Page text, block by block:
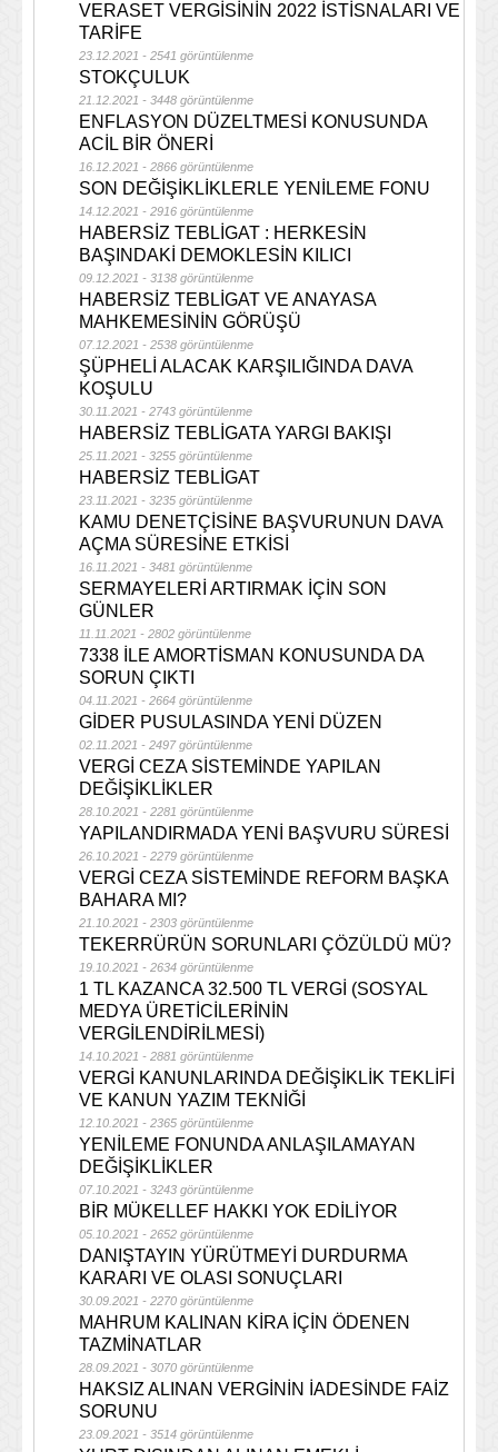
VERASET VERGİSİNİN 2022 İSTİSNALARI VE
TARİFE
23.12.2021 - 2541 görüntülenme
STOKÇULUK
21.12.2021 - 3448 görüntülenme
ENFLASYON DÜZELTMESİ KONUSUNDA
ACİL BİR ÖNERİ
16.12.2021 - 2866 görüntülenme
SON DEĞİŞİKLİKLERLE YENİLEME FONU
14.12.2021 - 2916 görüntülenme
HABERSİZ TEBLİGAT : HERKESİN
BAŞINDAKİ DEMOKLESİN KILICI
09.12.2021 - 3138 görüntülenme
HABERSİZ TEBLİGAT VE ANAYASA
MAHKEMESİNİN GÖRÜŞÜ
07.12.2021 - 2538 görüntülenme
ŞÜPHELİ ALACAK KARŞILIĞINDA DAVA
KOŞULU
30.11.2021 - 2743 görüntülenme
HABERSİZ TEBLİGATA YARGI BAKIŞI
25.11.2021 - 3255 görüntülenme
HABERSİZ TEBLİGAT
23.11.2021 - 3235 görüntülenme
KAMU DENETÇİSİNE BAŞVURUNUN DAVA
AÇMA SÜRESİNE ETKİSİ
16.11.2021 - 3481 görüntülenme
SERMAYELERİ ARTIRMAK İÇİN SON
GÜNLER
11.11.2021 - 2802 görüntülenme
7338 İLE AMORTİSMAN KONUSUNDA DA
SORUN ÇIKTI
04.11.2021 - 2664 görüntülenme
GİDER PUSULASINDA YENİ DÜZEN
02.11.2021 - 2497 görüntülenme
VERGİ CEZA SİSTEMİNDE YAPILAN
DEĞİŞİKLİKLER
28.10.2021 - 2281 görüntülenme
YAPILANDIRMADA YENİ BAŞVURU SÜRESİ
26.10.2021 - 2279 görüntülenme
VERGİ CEZA SİSTEMİNDE REFORM BAŞKA
BAHARA MI?
21.10.2021 - 2303 görüntülenme
TEKERRÜRÜN SORUNLARI ÇÖZÜLDÜ MÜ?
19.10.2021 - 2634 görüntülenme
1 TL KAZANCA 32.500 TL VERGİ (SOSYAL
MEDYA ÜRETİCİLERİNİN
VERGİLENDİRİLMESİ)
14.10.2021 - 2881 görüntülenme
VERGİ KANUNLARINDA DEĞİŞİKLİK TEKLİFİ
VE KANUN YAZIM TEKNİĞİ
12.10.2021 - 2365 görüntülenme
YENİLEME FONUNDA ANLAŞILAMAYAN
DEĞİŞİKLİKLER
07.10.2021 - 3243 görüntülenme
BİR MÜKELLEF HAKKI YOK EDİLİYOR
05.10.2021 - 2652 görüntülenme
DANIŞTAYIN YÜRÜTMEYİ DURDURMA
KARARI VE OLASI SONUÇLARI
30.09.2021 - 2270 görüntülenme
MAHRUM KALINAN KİRA İÇİN ÖDENEN
TAZMİNATLAR
28.09.2021 - 3070 görüntülenme
HAKSIZ ALINAN VERGİNİN İADESİNDE FAİZ
SORUNU
23.09.2021 - 3514 görüntülenme